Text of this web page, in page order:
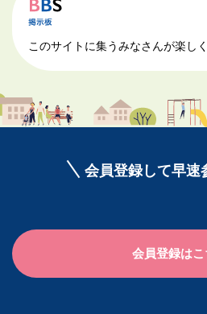
このサイトに集うみなさんが楽し
会員登録して早速
会員登録はこ